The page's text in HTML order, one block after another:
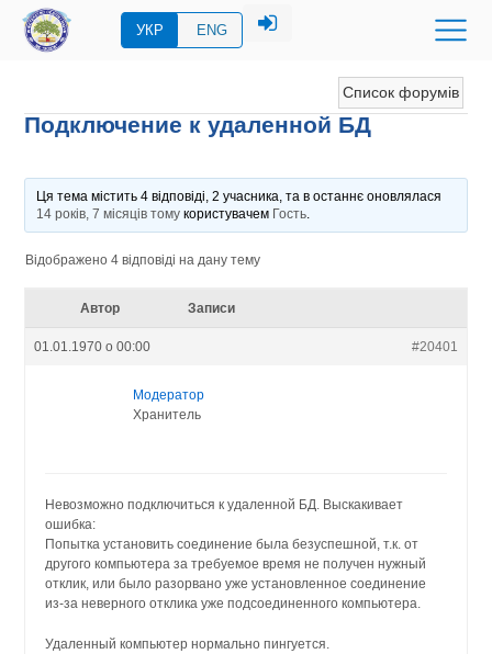
УКР ENG
Список форумів
Подключение к удаленной БД
Ця тема містить 4 відповіді, 2 учасника, та в останнє оновлялася
14 років, 7 місяців томукористувачем Гость.
Відображено 4 відповіді на дану тему
Автор Записи
01.01.1970 о 00:00 #20401
Модератор
Хранитель
Невозможно подключиться к удаленной БД. Выскакивает
ошибка:
Попытка установить соединение была безуспешной, т.к. от
другого компьютера за требуемое время не получен нужный
отклик, или было разорвано уже установленное соединение
из-за неверного отклика уже подсоединенного компьютера.
Удаленный компьютер нормально пингуется.